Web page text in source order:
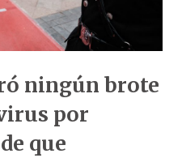
ningún brote
por
que